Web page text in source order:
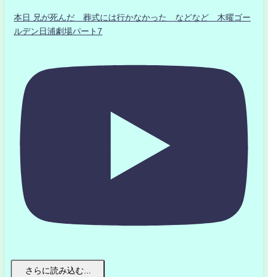
本日 兄が死んだ 葬式には行かなかった などなど 木曜ゴー
ルデン日浦劇場パート7
さらに読み込む...